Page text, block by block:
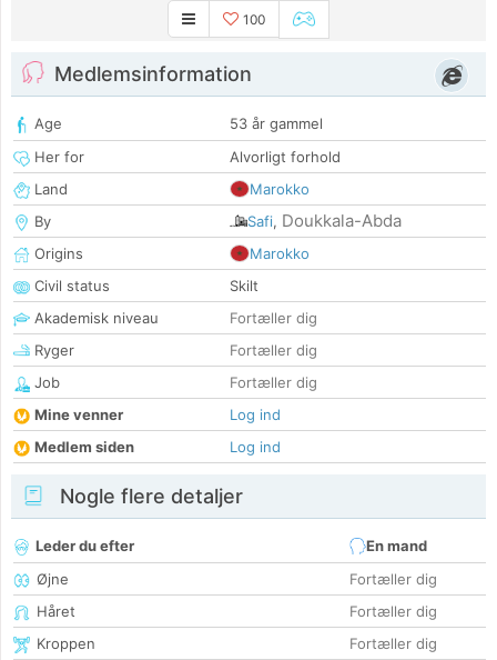
100
Medlemsinformation
Age
53 år gammel
Her for
Alvorligt forhold
Land
Marokko
By
Safi, Doukkala-Abda
Origins
Marokko
Civil status
Skilt
Akademisk niveau
Fortæller dig
Ryger
Fortæller dig
Job
Fortæller dig
Mine venner
Log ind
Medlem siden
Log ind
Nogle flere detaljer
Leder du efter
En mand
Øjne
Fortæller dig
Håret
Fortæller dig
Kroppen
Fortæller dig